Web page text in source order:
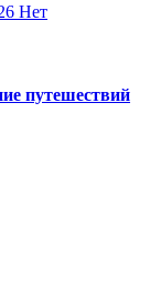
Нет
путешествий